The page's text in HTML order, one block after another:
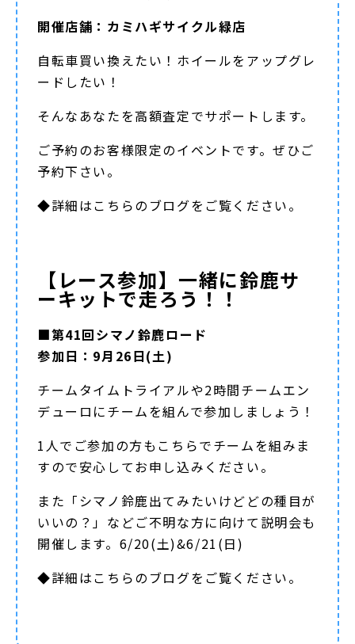
開催店舗：カミハギサイクル緑店
自転車買い換えたい！ホイールをアップグレ
ードしたい！
そんなあなたを高額査定でサポートします。
ご予約のお客様限定のイベントです。ぜひご
予約下さい。
◆詳細はこちらのブログをご覧ください。
【レース参加】一緒に鈴鹿サ
ーキットで走ろう！！
■第41回シマノ鈴鹿ロード
参加日：9月26日(土)
チームタイムトライアルや2時間チームエン
デューロにチームを組んで参加しましょう！
1人でご参加の方もこちらでチームを組みま
すので安心してお申し込みください。
また「シマノ鈴鹿出てみたいけどどの種目が
いいの？」などご不明な方に向けて説明会も
開催します。6/20(土)&6/21(日)
◆詳細はこちらのブログをご覧ください。